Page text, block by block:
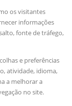
os visitantes
informações
fonte de tráfego,
e preferências
atividade, idioma,
a melhorar a
no site.